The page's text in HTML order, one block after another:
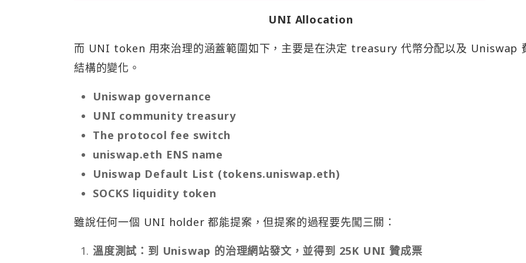
UNI Allocation
而 UNI token 用來治理的涵蓋範圍如下，主要是在決定 treasury 代幣分配以及 Uniswap
結構的變化。
Uniswap governance
UNI community treasury
The protocol fee switch
uniswap.eth ENS name
Uniswap Default List (tokens.uniswap.eth)
SOCKS liquidity token
雖說任何一個 UNI holder 都能提案，但提案的過程要先闖三關：
溫度測試：到 Uniswap 的治理網站發文，並得到 25K UNI 贊成票